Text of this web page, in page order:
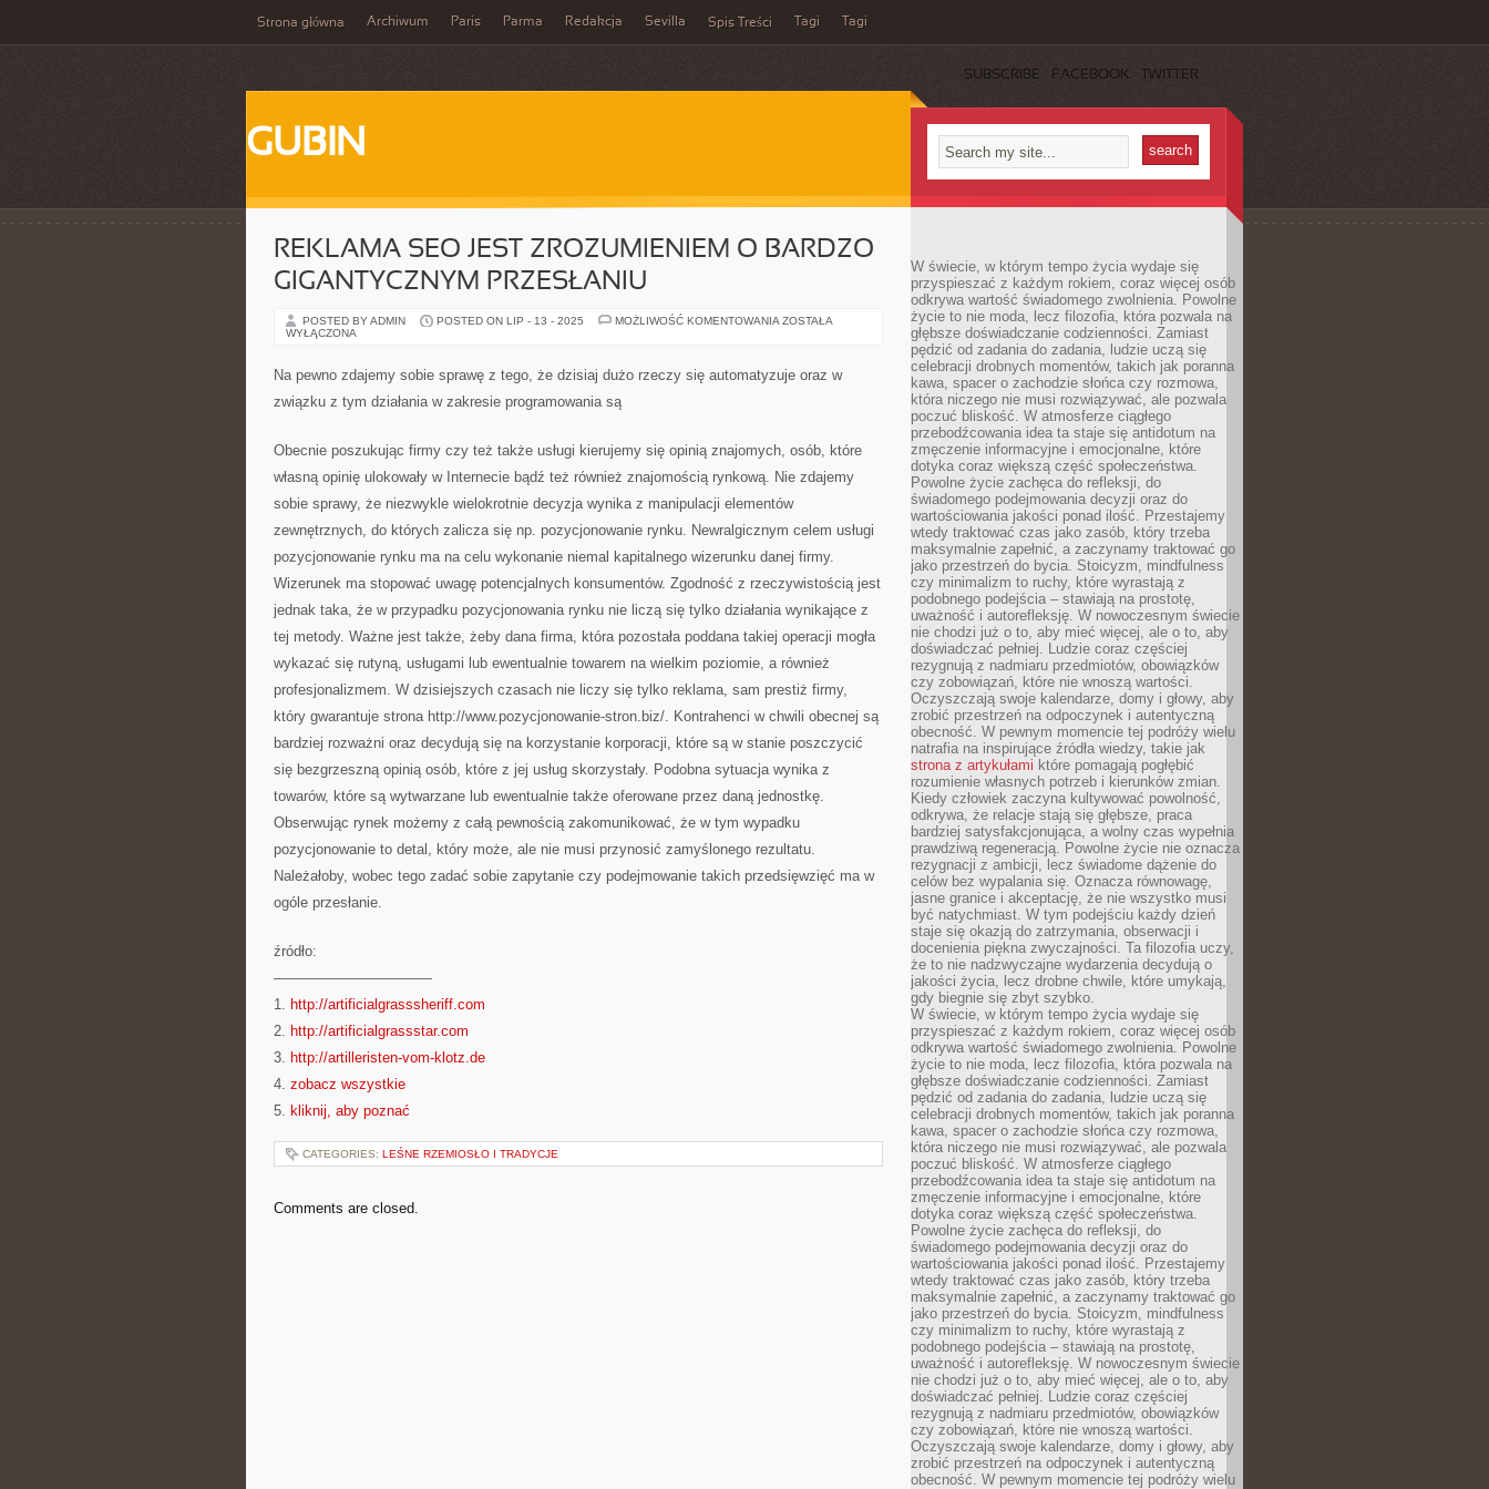
Strona główna Archiwum Paris Parma Redakcja Sevilla Spis Treści Tagi Tagi
SUBSCRIBE FACEBOOK TWITTER
GUBIN
REKLAMA SEO JEST ZROZUMIENIEM O BARDZO
GIGANTYCZNYM PRZESŁANIU
POSTED BY ADMIN POSTED ON LIP - 13 - 2025 MOŻLIWOŚĆ KOMENTOWANIA REKLAMA
O
BARDZO
ZOSTAŁA
WYŁĄCZONA
Na pewno zdajemy sobie sprawę z tego, że dzisiaj dużo rzeczy się automatyzuje oraz w
związku z tym działania w zakresie programowania są
Obecnie poszukując firmy czy też także usługi kierujemy się opinią znajomych, osób, które
własną opinię ulokowały w Internecie bądź też również znajomością rynkową. Nie zdajemy
sobie sprawy, że niezwykle wielokrotnie decyzja wynika z manipulacji elementów
zewnętrznych, do których zalicza się np. pozycjonowanie rynku. Newralgicznym celem usługi
pozycjonowanie rynku ma na celu wykonanie niemal kapitalnego wizerunku danej firmy.
Wizerunek ma stopować uwagę potencjalnych konsumentów. Zgodność z rzeczywistością jest
jednak taka, że w przypadku pozycjonowania rynku nie liczą się tylko działania wynikające z
tej metody. Ważne jest także, żeby dana firma, która pozostała poddana takiej operacji mogła
wykazać się rutyną, usługami lub ewentualnie towarem na wielkim poziomie, a również
profesjonalizmem. W dzisiejszych czasach nie liczy się tylko reklama, sam prestiż firmy,
który gwarantuje strona http://www.pozycjonowanie-stron.biz/. Kontrahenci w chwili obecnej są
bardziej rozważni oraz decydują się na korzystanie korporacji, które są w stanie poszczycić
się bezgrzeszną opinią osób, które z jej usług skorzystały. Podobna sytuacja wynika z
towarów, które są wytwarzane lub ewentualnie także oferowane przez daną jednostkę.
Obserwując rynek możemy z całą pewnością zakomunikować, że w tym wypadku
pozycjonowanie to detal, który może, ale nie musi przynosić zamyślonego rezultatu.
Należałoby, wobec tego zadać sobie zapytanie czy podejmowanie takich przedsięwzięć ma w
ogóle przesłanie.
źródło:
———————————
1. http://artificialgrasssheriff.com
2. http://artificialgrassstar.com
3. http://artilleristen-vom-klotz.de
4. zobacz wszystkie
5. kliknij, aby poznać
CATEGORIES: LEŚNE RZEMIOSŁO I TRADYCJE
Comments are closed.
W świecie, w którym tempo życia wydaje się
przyspieszać z każdym rokiem, coraz więcej osób
odkrywa wartość świadomego zwolnienia. Powolne
życie to nie moda, lecz filozofia, która pozwala na
głębsze doświadczanie codzienności. Zamiast
pędzić od zadania do zadania, ludzie uczą się
celebracji drobnych momentów, takich jak poranna
kawa, spacer o zachodzie słońca czy rozmowa,
która niczego nie musi rozwiązywać, ale pozwala
poczuć bliskość. W atmosferze ciągłego
przebodźcowania idea ta staje się antidotum na
zmęczenie informacyjne i emocjonalne, które
dotyka coraz większą część społeczeństwa.
Powolne życie zachęca do refleksji, do
świadomego podejmowania decyzji oraz do
wartościowania jakości ponad ilość. Przestajemy
wtedy traktować czas jako zasób, który trzeba
maksymalnie zapełnić, a zaczynamy traktować go
jako przestrzeń do bycia. Stoicyzm, mindfulness
czy minimalizm to ruchy, które wyrastają z
podobnego podejścia – stawiają na prostotę,
uważność i autorefleksję. W nowoczesnym świecie
nie chodzi już o to, aby mieć więcej, ale o to, aby
doświadczać pełniej. Ludzie coraz częściej
rezygnują z nadmiaru przedmiotów, obowiązków
czy zobowiązań, które nie wnoszą wartości.
Oczyszczają swoje kalendarze, domy i głowy, aby
zrobić przestrzeń na odpoczynek i autentyczną
obecność. W pewnym momencie tej podróży wielu
natrafia na inspirujące źródła wiedzy, takie jak
strona z artykułami które pomagają pogłębić
rozumienie własnych potrzeb i kierunków zmian.
Kiedy człowiek zaczyna kultywować powolność,
odkrywa, że relacje stają się głębsze, praca
bardziej satysfakcjonująca, a wolny czas wypełnia
prawdziwą regeneracją. Powolne życie nie oznacza
rezygnacji z ambicji, lecz świadome dążenie do
celów bez wypalania się. Oznacza równowagę,
jasne granice i akceptację, że nie wszystko musi
być natychmiast. W tym podejściu każdy dzień
staje się okazją do zatrzymania, obserwacji i
docenienia piękna zwyczajności. Ta filozofia uczy,
że to nie nadzwyczajne wydarzenia decydują o
jakości życia, lecz drobne chwile, które umykają,
gdy biegnie się zbyt szybko.
W świecie, w którym tempo życia wydaje się
przyspieszać z każdym rokiem, coraz więcej osób
odkrywa wartość świadomego zwolnienia. Powolne
życie to nie moda, lecz filozofia, która pozwala na
głębsze doświadczanie codzienności. Zamiast
pędzić od zadania do zadania, ludzie uczą się
celebracji drobnych momentów, takich jak poranna
kawa, spacer o zachodzie słońca czy rozmowa,
która niczego nie musi rozwiązywać, ale pozwala
poczuć bliskość. W atmosferze ciągłego
przebodźcowania idea ta staje się antidotum na
zmęczenie informacyjne i emocjonalne, które
dotyka coraz większą część społeczeństwa.
Powolne życie zachęca do refleksji, do
świadomego podejmowania decyzji oraz do
wartościowania jakości ponad ilość. Przestajemy
wtedy traktować czas jako zasób, który trzeba
maksymalnie zapełnić, a zaczynamy traktować go
jako przestrzeń do bycia. Stoicyzm, mindfulness
czy minimalizm to ruchy, które wyrastają z
podobnego podejścia – stawiają na prostotę,
uważność i autorefleksję. W nowoczesnym świecie
nie chodzi już o to, aby mieć więcej, ale o to, aby
doświadczać pełniej. Ludzie coraz częściej
rezygnują z nadmiaru przedmiotów, obowiązków
czy zobowiązań, które nie wnoszą wartości.
Oczyszczają swoje kalendarze, domy i głowy, aby
zrobić przestrzeń na odpoczynek i autentyczną
obecność. W pewnym momencie tej podróży wielu